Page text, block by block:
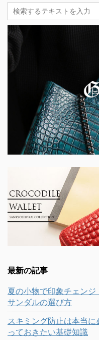
最新の記事
夏の小物で印象チェンジ
サンダルの選び方
スキミング防止は本当
っておきたい基礎知識